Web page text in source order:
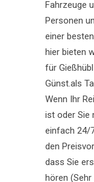
Fahrzeuge
Personen
einer
hier bieten
für
Günst.als
Wenn Ihr
ist oder Sie
einfach 24/
den
dass Sie
hören (Sehr